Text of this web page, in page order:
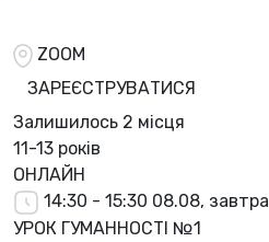
ZOOM
ЗАРЕЄСТРУВАТИСЯ
Залишилось 2 місця
11-13 років
ОНЛАЙН
14:30 - 15:30 08.08, завтра
УРОК ГУМАННОСТІ №1